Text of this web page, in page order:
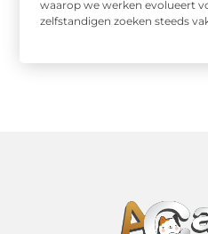
waarop we werken evolueert
zelfstandigen zoeken steeds